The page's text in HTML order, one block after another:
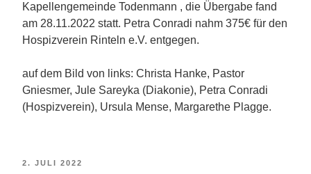
Kapellengemeinde Todenmann , die Übergabe fand
am 28.11.2022 statt. Petra Conradi nahm 375€ für den
Hospizverein Rinteln e.V. entgegen.
auf dem Bild von links: Christa Hanke, Pastor
Gniesmer, Jule Sareyka (Diakonie), Petra Conradi
(Hospizverein), Ursula Mense, Margarethe Plagge.
VERÖFFENTLICHT
2. JULI 2022